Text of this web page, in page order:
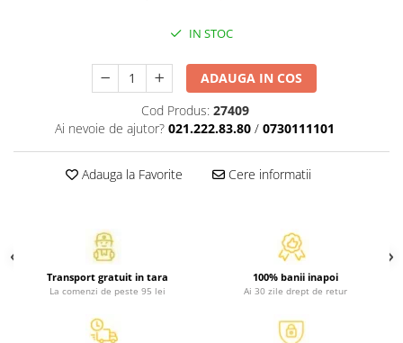
Povesti pentru copii
Povesti si povestiri
Atlase, dictionare si enciclopedii
Dictionare de limba romana
Dictionare tematice
Diete si fitness
IN STOC
ADAUGA IN COS
Cod Produs: 27409
Ai nevoie de ajutor? 021.222.83.80 / 0730111101
Adauga la Favorite Cere informatii
Transport gratuit in tara
La comenzi de peste 95 lei
100% banii inapoi
Ai 30 zile drept de retur